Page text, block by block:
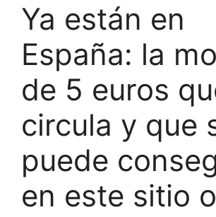
Ya están en
España: la
de 5 euros
circula y que
puede
en este sitio